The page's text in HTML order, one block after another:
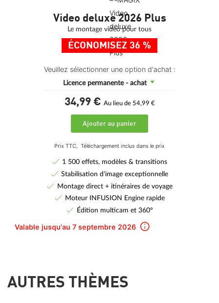
Video deluxe 2026 Plus
Le montage vidéo pour tous
ÉCONOMISEZ 36 %
Veuillez sélectionner une option d'achat :
Licence permanente - achat
34,99€ Au lieu de 54,99 €
Ajouter au panier
Prix TTC, Téléchargement inclus dans le prix
1 500 effets, modèles & transitions
Stabilisation d'image exceptionnelle
Montage direct + itinéraires de voyage
Moteur INFUSION Engine rapide
Édition multicam et 360°
Valable jusqu'au 7 septembre 2026
AUTRES THÈMES